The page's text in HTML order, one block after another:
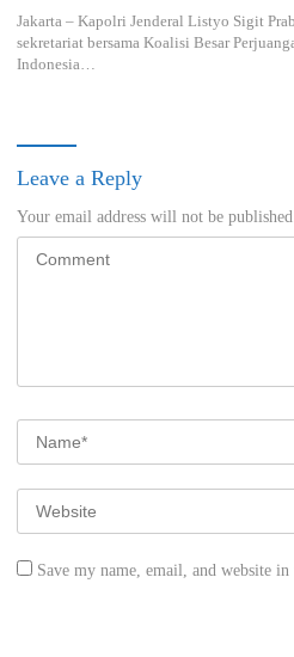
Jakarta – Kapolri Jenderal Listyo Sigit
sekretariat bersama Koalisi Besar
Indonesia…
Leave a Reply
Your email address will not be
Save my name, email, and website